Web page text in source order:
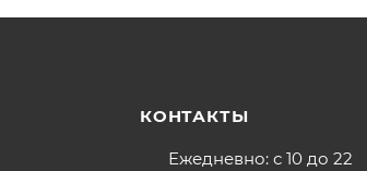
КОНТАКТЫ
Ежедневно: с 10 до 22